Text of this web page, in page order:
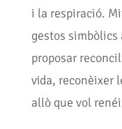
i la respiració.
gestos
proposar
vida, reconèixer
allò que vol